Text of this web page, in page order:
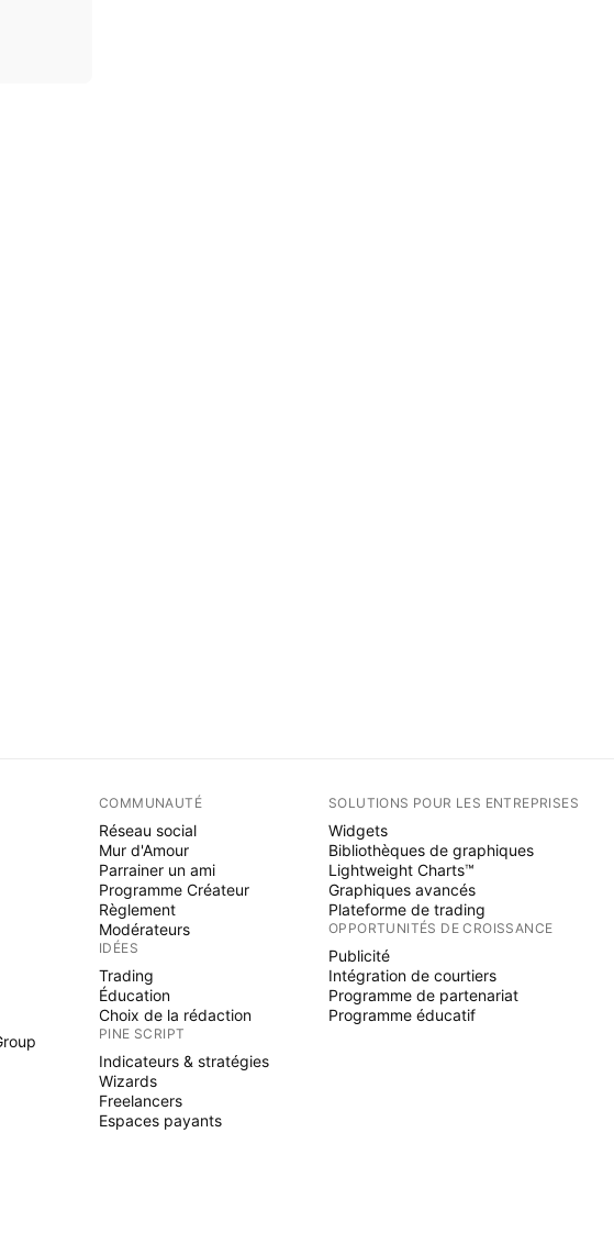
COMMUNAUTÉ
Réseau social
Mur d'Amour
Parrainer un ami
Programme Créateur
Règlement
Modérateurs
IDÉES
Trading
Éducation
Choix de la rédaction
PINE SCRIPT
Indicateurs & stratégies
Wizards
Freelancers
Espaces payants
SOLUTIONS POUR LES ENTREPRISES
Widgets
Bibliothèques de graphiques
Lightweight Charts™
Graphiques avancés
Plateforme de trading
OPPORTUNITÉS DE CROISSANCE
Publicité
Intégration de courtiers
Programme de partenariat
Programme éducatif